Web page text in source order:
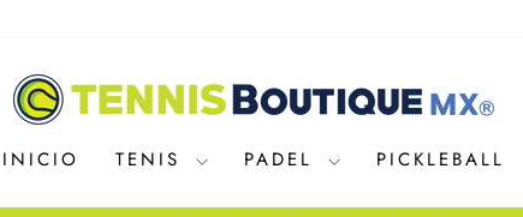
INICIO TENIS PADEL PICKLEBALL